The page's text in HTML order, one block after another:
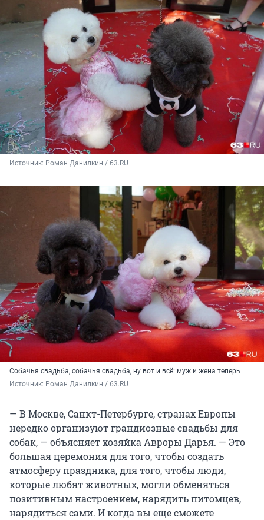
Источник: Роман Данилкин / 63.RU
Собачья свадьба, собачья свадьба, ну вот и всё: муж и жена теперь
Источник: Роман Данилкин / 63.RU
— В Москве, Санкт-Петербурге, странах Европы
нередко организуют грандиозные свадьбы для
собак, — объясняет хозяйка Авроры Дарья. — Это
большая церемония для того, чтобы создать
атмосферу праздника, для того, чтобы люди,
которые любят животных, могли обменяться
позитивным настроением, нарядить питомцев,
нарядиться сами. И когда вы еще сможете